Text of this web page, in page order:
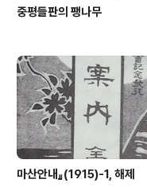
중평들판의 팽나무
마산안내』(1915)-1, 해제